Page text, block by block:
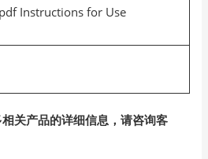
Instructions for Use
关产品的详细信息，请咨询客